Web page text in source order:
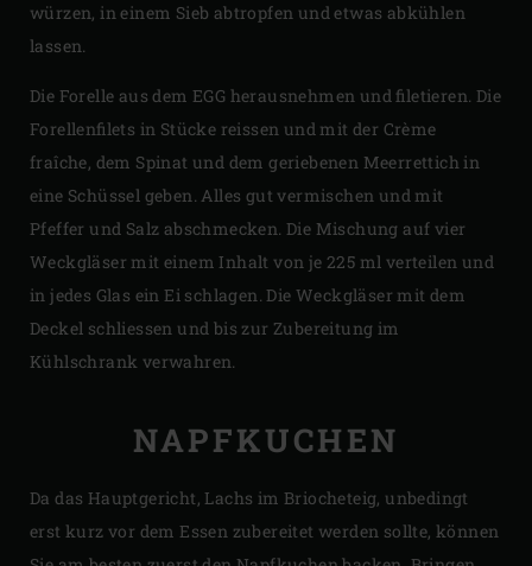
würzen, in einem Sieb abtropfen und etwas abkühlen
lassen.
Die Forelle aus dem EGG herausnehmen und filetieren. Die
Forellenfilets in Stücke reissen und mit der Crème
fraîche, dem Spinat und dem geriebenen Meerrettich in
eine Schüssel geben. Alles gut vermischen und mit
Pfeffer und Salz abschmecken. Die Mischung auf vier
Weckgläser mit einem Inhalt von je 225 ml verteilen und
in jedes Glas ein Ei schlagen. Die Weckgläser mit dem
Deckel schliessen und bis zur Zubereitung im
Kühlschrank verwahren.
NAPFKUCHEN
Da das Hauptgericht, Lachs im Briocheteig, unbedingt
erst kurz vor dem Essen zubereitet werden sollte, können